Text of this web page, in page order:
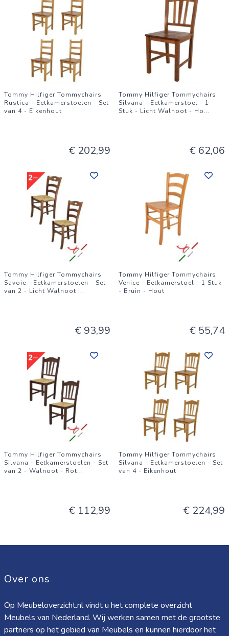
Tommy Hilfiger Tommychairs
Rustica - Eetkamerstoelen - Set
van 4 - Eikenhout
€ 202,99
Tommy Hilfiger Tommychairs
Silvana - Eetkamerstoel - 1
Stuk - Licht Walnoot - Ho...
€ 62,06
Tommy Hilfiger Tommychairs
Savoie - Eetkamerstoelen - Set
van 2 - Licht Walnoot ...
€ 93,99
Tommy Hilfiger Tommychairs
Venice - Eetkamerstoel - 1 Stuk
- Bruin - Hout
€ 55,74
Tommy Hilfiger Tommychairs
Silvana - Eetkamerstoelen - Set
van 2 - Walnoot - Rot...
€ 112,99
Tommy Hilfiger Tommychairs
Silvana - Eetkamerstoelen - Set
van 4 - Eikenhout
€ 224,99
Over ons
Op Meubeloverzicht.nl vindt u het complete overzicht
Meubels van Nederland. Wij werken samen met de grootste
partners op het gebied van Meubels en kunnen hierdoor het